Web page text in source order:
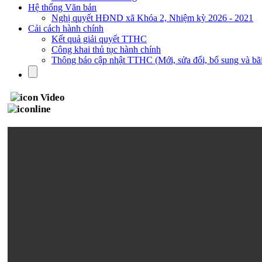
Hệ thống Văn bản
Nghị quyết HĐND xã Khóa 2, Nhiệm kỳ 2026 - 2021
Cải cách hành chính
Kết quả giải quyết TTHC
Công khai thủ tục hành chính
Thông báo cập nhật TTHC (Mới, sửa đổi, bổ sung và
Video